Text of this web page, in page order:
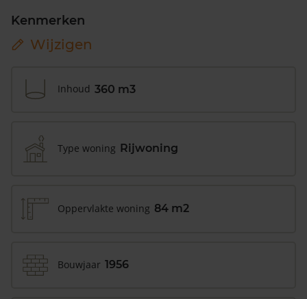
Kenmerken
Wijzigen
Inhoud 360 m3
Type woning Rijwoning
Oppervlakte woning 84 m2
Bouwjaar 1956